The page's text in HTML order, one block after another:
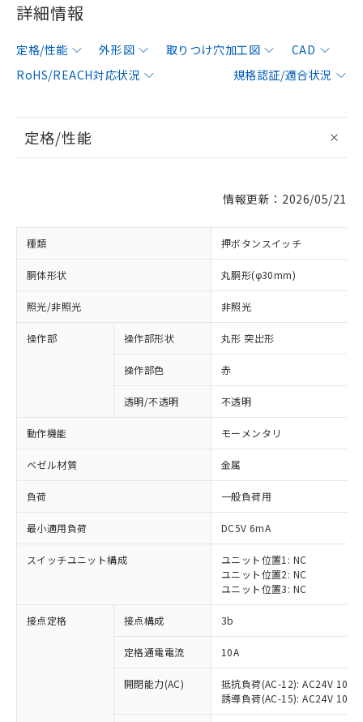
詳細情報
定格/性能 外形図 取りつけ穴加工図
CAD
RoHS/REACH対応状況
規格認証/適合状況
定格/性能
情報更新：2026/05/21
種類 押ボタンスイッチ
胴体形状 丸胴形(φ30mm)
照光/非照光 非照光
操作部 操作部形状 丸形 突出形
操作部色 赤
透明/不透明 不透明
動作機能 モーメンタリ
ベゼル材質 金属
負荷 一般負荷用
最小適用負荷 DC5V 6mA
スイッチユニット構成
ユニット位置1: NC
ユニット位置2: NC
ユニット位置3: NC
接点定格 接点構成 3b
定格通電電流 10A
開閉能力(AC)
抵抗負荷(AC-12): AC24V 10A/
誘導負荷(AC-15): AC24V
※1 対応状況
対応済み：EU RoHS指令（10物質）の
非含有に対応した製品が提供可能な商品で
対応予定：EU RoHS指令（10物質）の非含